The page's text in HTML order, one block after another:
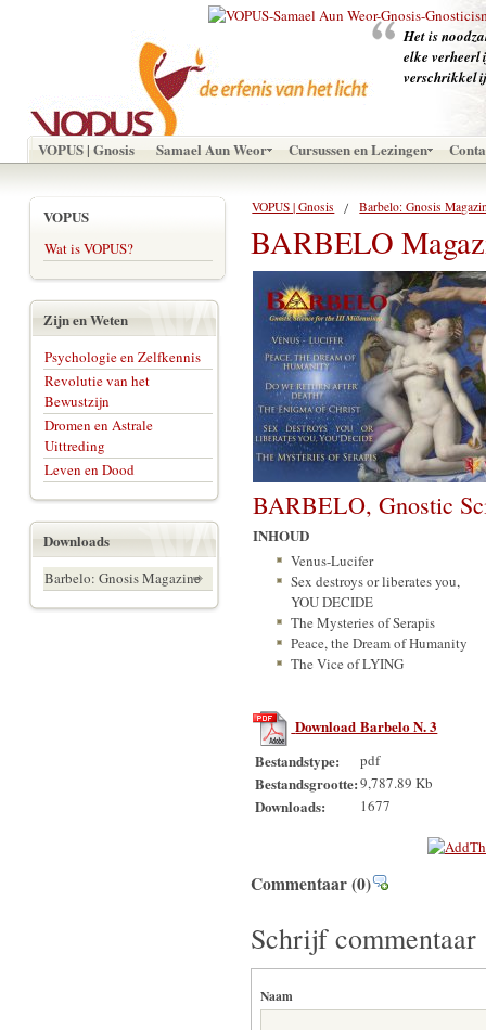
‪Het is
elke
VOPUS | Gnosis Samael Aun Weor Cursussen en Lezingen
VOPUS | Gnosis Barbelo: Gnosis
BARBELO
BARBELO, Gnostic
INHOUD
Venus-Lucifer
Sex destroys or liberates you,
YOU DECIDE
The Mysteries of Serapis
Peace, the Dream of Humanity
The Vice of LYING
Download Barbelo N. 3
Bestandstype:
pdf
Bestandsgrootte:9,787.89 Kb
Downloads: 1677
Commentaar(0)
Schrijf commentaar
Naam
VOPUS
Wat is VOPUS?
Zijn en Weten
Psychologie en Zelfkennis
Revolutie van het
Bewustzijn
Dromen en Astrale
Uittreding
Leven en Dood
Downloads
Barbelo: Gnosis Magazine